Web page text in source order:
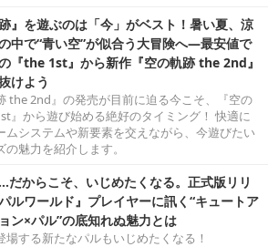
跡』を遊ぶのは「今」がベスト！暑い夏、涼
中で“青い空”が似合う大冒険へ―最安値で
『the 1st』から新作『空の軌跡 the 2nd』
けよう
the 2nd』の発売が目前に迫る今こそ、『空の
』から遊び始める絶好のタイミング！ 快適に
ムシステムや新要素を交えながら、今遊びたい
魅力を紹介します。
だからこそ、いじめたくなる。正式版リリ
ルワールド』プレイヤーに訊く“キュートア
ン×パル”の底知れぬ魅力とは
場する新たなパルもいじめたくなる！